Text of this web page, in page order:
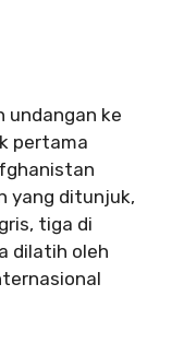
undangan ke
pertama
yang ditunjuk,
tiga di
dilatih oleh